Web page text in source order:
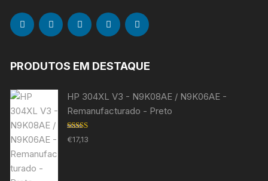
PRODUTOS EM DESTAQUE
HP 304XL V3 - N9K08AE / N9K06AE -
Remanufacturado - Preto
Avaliação
5.00 de 5
€17,13